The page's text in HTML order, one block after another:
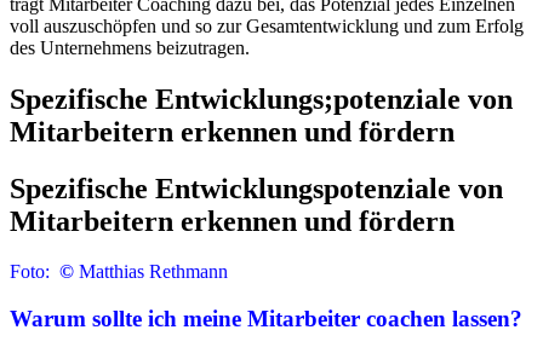
voll auszuschöpfen und so zur Gesamtentwicklung und zum Erfolg
des Unternehmens beizutragen.
Spezifische Entwicklungs;potenziale von
Mitarbeitern erkennen und fördern
Spezifische Entwicklungspotenziale von
Mitarbeitern erkennen und fördern
Foto: © Matthias Rethmann
Warum sollte ich meine Mitarbeiter coachen lassen?